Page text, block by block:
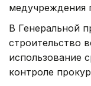
медучреждения
В Генеральной
строительство
использование
контроле